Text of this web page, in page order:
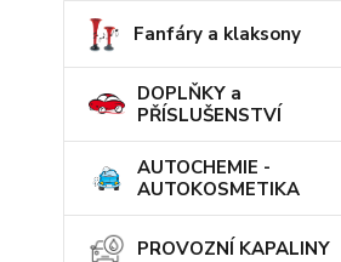
Fanfáry a klaksony
DOPLŇKY a
PŘÍSLUŠENSTVÍ
AUTOCHEMIE -
AUTOKOSMETIKA
PROVOZNÍ KAPALINY